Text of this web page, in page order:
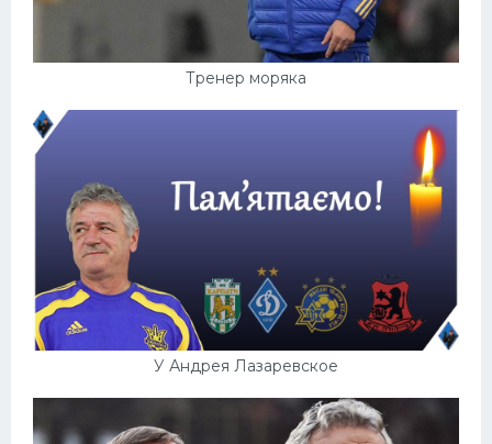
Тренер моряка
У Андрея Лазаревское